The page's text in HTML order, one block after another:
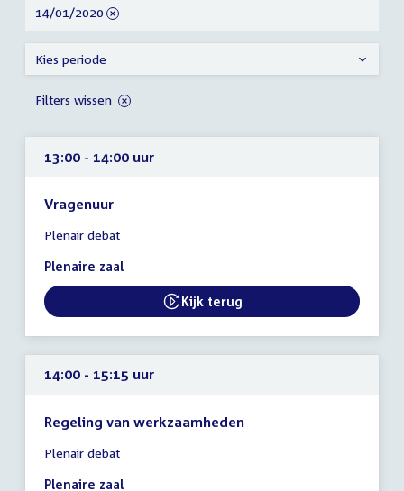
13:00 - 14:00 uur
Vragenuur
vergadering
13:00
14:00
uur
Plenair debat
Plenaire zaal
External link:
Kijk terug
14:00 - 15:15 uur
Regeling van werkzaamheden
vergadering
14:00
Plenair debat
Plenaire zaal
resultaten
verwijder
14/01/2020
Kies periode
Filters wissen